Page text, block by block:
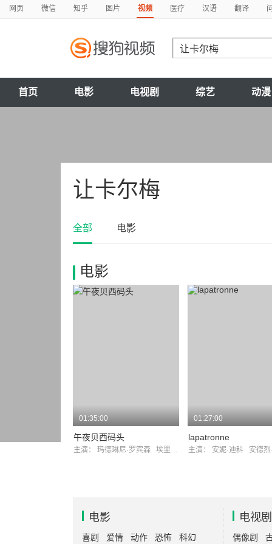
网页 微信 知乎 图片 视频 医疗 汉语 翻译
首页 电影 电视剧 综艺 动漫
让卡尔梅
全部 电影
电影
01:35:00
午夜贝西码头
主演： 玛德琳尼·罗宾森 埃里克·冯·施特罗海姆
01:27:00
lapatronne
主演： 安妮·迪科 安德
电影
喜剧 爱情 动作 恐怖 科幻
电视剧
偶像剧